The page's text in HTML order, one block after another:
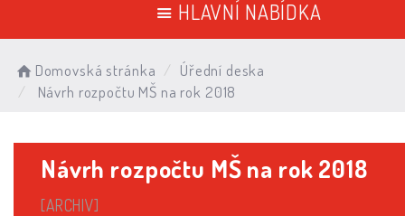
HLAVNÍ NABÍDKA
Domovská stránka
Úřední deska
Návrh rozpočtu MŠ na rok 2018
Návrh rozpočtu MŠ na rok 2018
[ARCHIV]